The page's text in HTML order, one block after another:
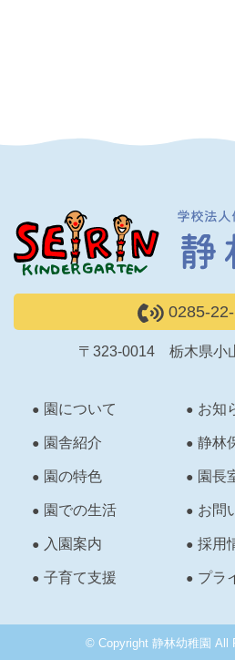
0285-
〒323-0014 栃木県小
園について
園舎紹介
園の特色
園での生活
入園案内
子育て支援
お知
静林
園長
お問
採用
プラ
© Copyright 静林幼稚園 All